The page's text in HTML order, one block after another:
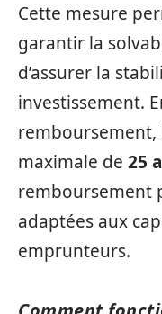
Cette mesure
garantir la
d’assurer la
investissement.
remboursement,
maximale de 25
remboursement
adaptées aux
emprunteurs.